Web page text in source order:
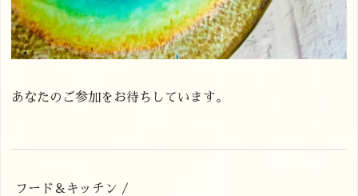
あなたのご参加をお待ちしています。
フード＆キッチン /